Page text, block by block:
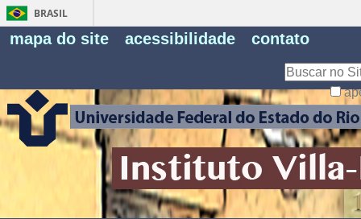
BRASIL
mapa do site acessibilidade contato